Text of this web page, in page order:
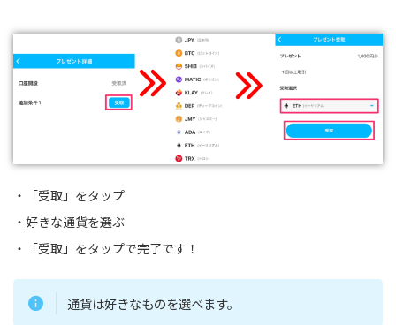
・「受取」をタップ
・好きな通貨を選ぶ
・「受取」をタップで完了です！
通貨は好きなものを選べます。